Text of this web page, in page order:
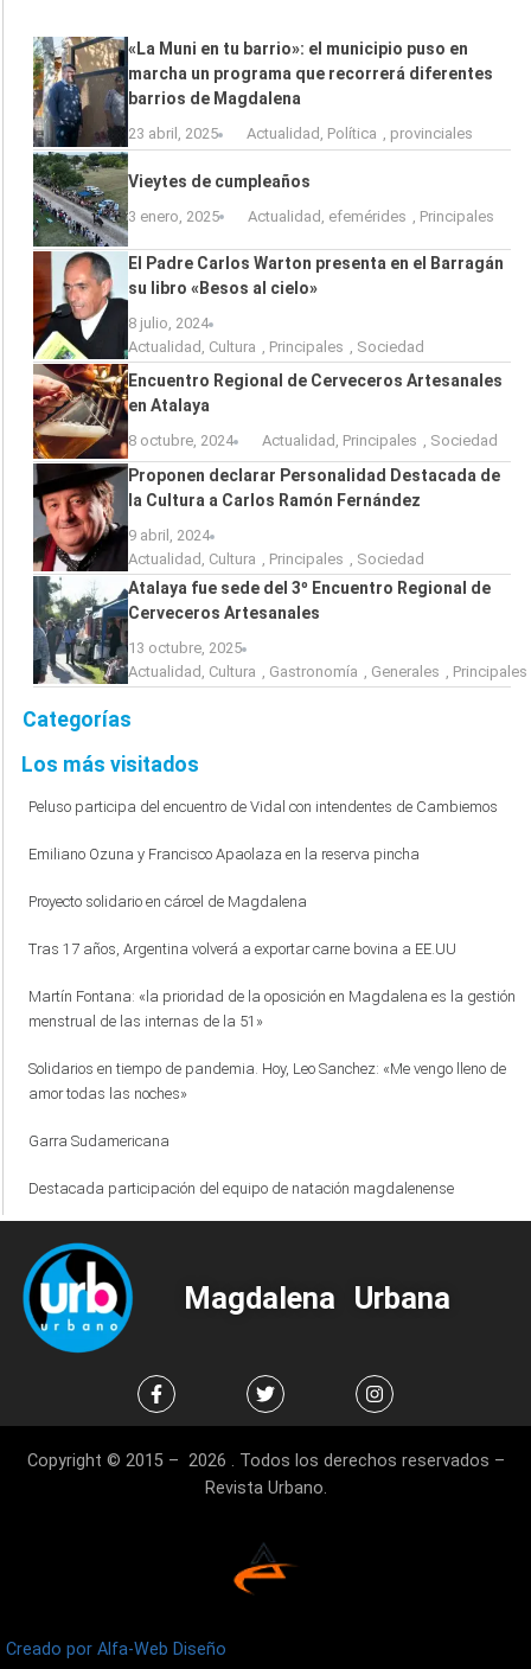
«La Muni en tu barrio»: el municipio puso en
marcha un programa que recorrerá diferentes
barrios de Magdalena
23 abril, 2025 Actualidad , Política , provinciales
Vieytes de cumpleaños
3 enero, 2025 Actualidad efemérides Principales
El Padre Carlos Warton presenta en el Barragán
su libro «Besos al cielo»
8 julio, 2024
Actualidad , Cultura , Principales , Sociedad
Encuentro Regional de Cerveceros Artesanales
en Atalaya
8 octubre, 2024 Actualidad , Principales , Sociedad
Proponen declarar Personalidad Destacada de
la Cultura a Carlos Ramón Fernández
9 abril, 2024
Actualidad , Cultura , Principales , Sociedad
Atalaya fue sede del 3º Encuentro Regional de
Cerveceros Artesanales
13 octubre, 2025
Actualidad , Cultura , Gastronomía , Generales , Principales
Categorías
Los más visitados
Peluso participa del encuentro de Vidal con intendentes de Cambiemos
Emiliano Ozuna y Francisco Apaolaza en la reserva pincha
Proyecto solidario en cárcel de Magdalena
Tras 17 años, Argentina volverá a exportar carne bovina a EE.UU
Martín Fontana: «la prioridad de la oposición en Magdalena es la gestión
menstrual de las internas de la 51»
Solidarios en tiempo de pandemia. Hoy, Leo Sanchez: «Me vengo lleno de
amor todas las noches»
Garra Sudamericana
Destacada participación del equipo de natación magdalenense
Magdalena Urbana
Copyright © 2015 – 2026 . Todos los derechos reservados –
Revista Urbano.
Creado por Alfa-Web Diseño